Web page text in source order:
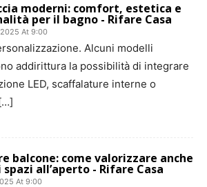
moderni: comfort, estetica e
per il bagno - Rifare Casa
At 9:00
Alcuni modelli
addirittura la possibilità di integrare
LED, scaffalature interne o
balcone: come valorizzare anche
spazi all’aperto - Rifare Casa
At 9:00